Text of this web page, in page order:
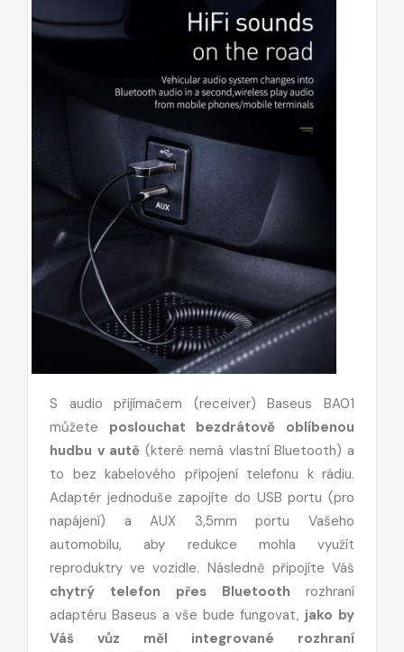
S audio přijímačem (receiver) Baseus BA01
můžete poslouchat bezdrátově oblíbenou
hudbu v autě (které nemá vlastní Bluetooth) a
to bez kabelového připojení telefonu k rádiu.
Adaptér jednoduše zapojíte do USB portu (pro
napájení) a AUX 3,5mm portu Vašeho
automobilu, aby redukce mohla využít
reproduktry ve vozidle. Následně připojíte Váš
chytrý telefon přes Bluetooth rozhraní
adaptéru Baseus a vše bude fungovat, jako by
Váš vůz měl integrované rozhraní